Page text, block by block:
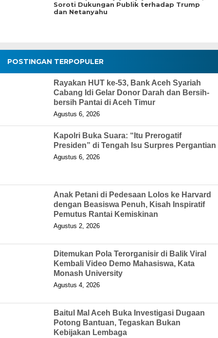
Soroti Dukungan Publik terhadap Trump
dan Netanyahu
POSTINGAN TERPOPULER
Rayakan HUT ke-53, Bank Aceh Syariah
Cabang Idi Gelar Donor Darah dan Bersih-
bersih Pantai di Aceh Timur
Agustus 6, 2026
Kapolri Buka Suara: “Itu Prerogatif
Presiden” di Tengah Isu Surpres Pergantian
Agustus 6, 2026
Anak Petani di Pedesaan Lolos ke Harvard
dengan Beasiswa Penuh, Kisah Inspiratif
Pemutus Rantai Kemiskinan
Agustus 2, 2026
Ditemukan Pola Terorganisir di Balik Viral
Kembali Video Demo Mahasiswa, Kata
Monash University
Agustus 4, 2026
Baitul Mal Aceh Buka Investigasi Dugaan
Potong Bantuan, Tegaskan Bukan
Kebijakan Lembaga